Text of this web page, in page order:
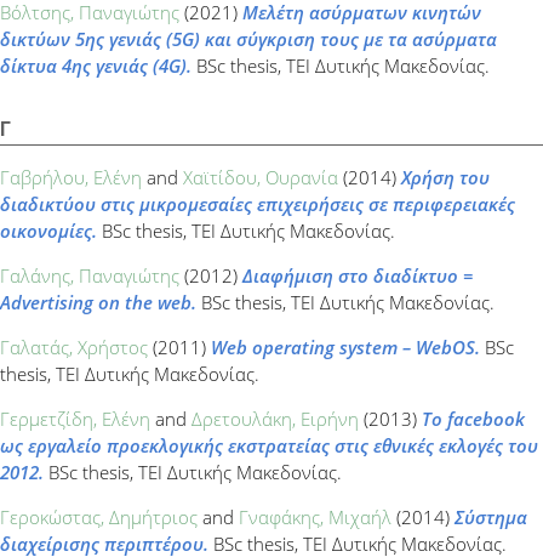
Βόλτσης, Παναγιώτης (2021) Μελέτη ασύρματων κινητών
δικτύων 5ης γενιάς (5G) και σύγκριση τους με τα ασύρματα
δίκτυα 4ης γενιάς (4G). BSc thesis, ΤΕΙ Δυτικής Μακεδονίας.
Γ
Γαβρήλου, Ελένη and Χαϊτίδου, Ουρανία (2014) Χρήση του
διαδικτύου στις μικρομεσαίες επιχειρήσεις σε περιφερειακές
οικονομίες. BSc thesis, ΤΕΙ Δυτικής Μακεδονίας.
Γαλάνης, Παναγιώτης (2012) Διαφήμιση στο διαδίκτυο =
Advertising on the web. BSc thesis, ΤΕΙ Δυτικής Μακεδονίας.
Γαλατάς, Χρήστος (2011) Web operating system – WebOS. BSc
thesis, ΤΕΙ Δυτικής Μακεδονίας.
Γερμετζίδη, Ελένη and Δρετουλάκη, Ειρήνη (2013) Το facebook
ως εργαλείο προεκλογικής εκστρατείας στις εθνικές εκλογές του
2012. BSc thesis, ΤΕΙ Δυτικής Μακεδονίας.
Γεροκώστας, Δημήτριος and Γναφάκης, Μιχαήλ (2014) Σύστημα
διαχείρισης περιπτέρου. BSc thesis, ΤΕΙ Δυτικής Μακεδονίας.